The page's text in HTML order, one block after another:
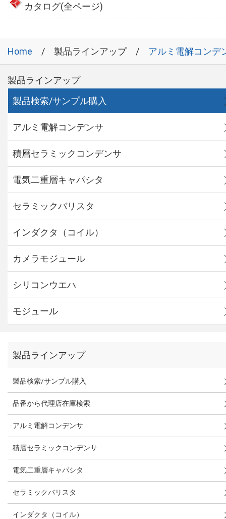
カタログ(全ページ)
Home 製品ラインアップ アルミ電解コンデ
製品ラインアップ
製品検索/サンプル購入
アルミ電解コンデンサ
積層セラミックコンデンサ
電気二重層キャパシタ
セラミックバリスタ
インダクタ（コイル）
カメラモジュール
シリコンウエハ
モジュール
製品ラインアップ
製品検索/サンプル購入
品番から代理店在庫検索
アルミ電解コンデンサ
積層セラミックコンデンサ
電気二重層キャパシタ
セラミックバリスタ
インダクタ（コイル）